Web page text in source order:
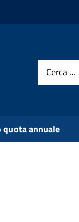
Cerca …
quota annuale